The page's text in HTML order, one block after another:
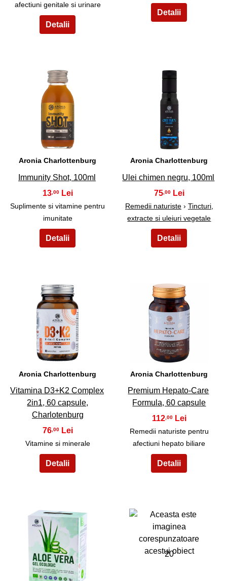
afectiuni genitale si urinare
15
Aronia Charlottenburg
Immunity Shot, 100ml
13 ,00
Suplimente si vitamine pentru
imunitate
16
Aronia Charlottenburg
Ulei chimen negru, 100ml
75,00
Remedii naturiste› Tincturi,
extracte si uleiuri vegetale
17
Aronia Charlottenburg
Vitamina D3+K2 Complex
2in1, 60 capsule,
Charlotenburg
76,00
Vitamine si minerale
18
Aronia Charlottenburg
Premium Hepato-Care
Formula, 60 capsule
112 ,00
Remedii naturiste pentru
afectiuni hepato biliare
19 20